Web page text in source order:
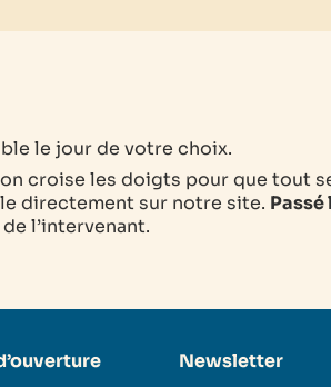
le jour de votre choix.
on croise les doigts pour que tout
directement sur notre site. Passé
l’intervenant.
Newsletter